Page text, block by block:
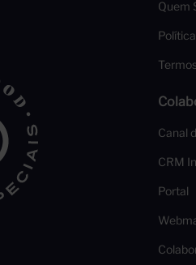
Quem
Canal
CRM
Portal